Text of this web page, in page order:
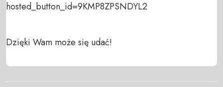
hosted_button_id=9KMP8ZPSNDYL2
Dzięki Wam może się udać!